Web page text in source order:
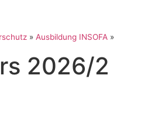
» Ausbildung INSOFA »
2026/2